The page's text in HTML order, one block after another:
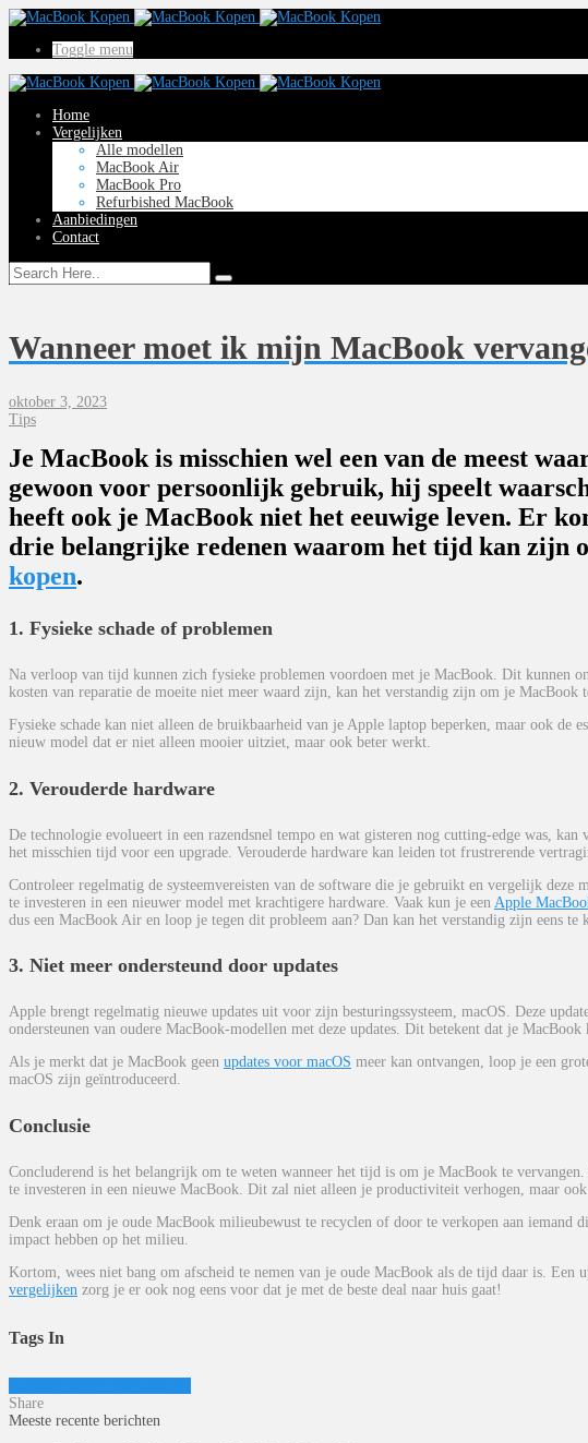
Toggle menu
Home
Vergelijken
Alle modellen
MacBook Air
MacBook Pro
Refurbished MacBook
Aanbiedingen
Contact
Wanneer moet ik mijn MacBook
oktober 3, 2023
Tips
Je MacBook is misschien wel een van de meest
gewoon voor persoonlijk gebruik, hij speelt
heeft ook je MacBook niet het eeuwige leven. Er
drie belangrijke redenen waarom het tijd kan zijn
kopen.
1. Fysieke schade of problemen
Na verloop van tijd kunnen zich fysieke problemen voordoen met je MacBook. Dit kunnen
kosten van reparatie de moeite niet meer waard zijn, kan het verstandig zijn om je MacBook
Fysieke schade kan niet alleen de bruikbaarheid van je Apple laptop beperken, maar ook
nieuw model dat er niet alleen mooier uitziet, maar ook beter werkt.
2. Verouderde hardware
De technologie evolueert in een razendsnel tempo en wat gisteren nog cutting-edge was,
het misschien tijd voor een upgrade. Verouderde hardware kan leiden tot frustrerende
Controleer regelmatig de systeemvereisten van de software die je gebruikt en vergelijk
te investeren in een nieuwer model met krachtigere hardware. Vaak kun je een Apple
dus een MacBook Air en loop je tegen dit probleem aan? Dan kan het verstandig zijn eens te
3. Niet meer ondersteund door updates
Apple brengt regelmatig nieuwe updates uit voor zijn besturingssysteem, macOS. Deze
ondersteunen van oudere MacBook-modellen met deze updates. Dit betekent dat je
Als je merkt dat je MacBook geen updates voor macOS meer kan ontvangen, loop je een
macOS zijn geïntroduceerd.
Conclusie
Concluderend is het belangrijk om te weten wanneer het tijd is om je MacBook te
te investeren in een nieuwe MacBook. Dit zal niet alleen je productiviteit verhogen, maar
Denk eraan om je oude MacBook milieubewust te recyclen of door te verkopen aan
impact hebben op het milieu.
Kortom, wees niet bang om afscheid te nemen van je oude MacBook als de tijd daar is.
vergelijken zorg je er ook nog eens voor dat je met de beste deal naar huis gaat!
Tags In
Share
Meeste recente berichten